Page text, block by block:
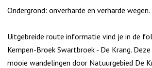
Ondergrond: onverharde en verharde wegen.
Uitgebreide route informatie vind je in de
Kempen-Broek Swartbroek - De Krang.
mooie wandelingen door Natuurgebied De